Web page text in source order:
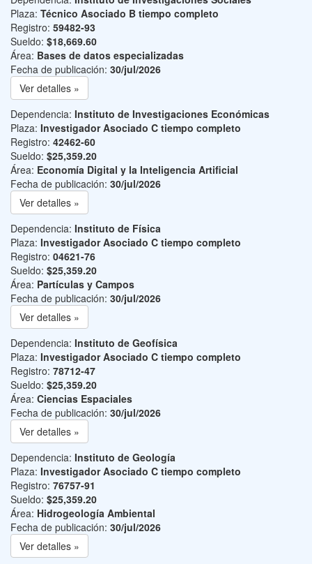
Plaza: Técnico Asociado B tiempo completo
Registro: 59482-93
Sueldo: $18,669.60
Área: Bases de datos especializadas
Fecha de publicación: 30/jul/2026
Ver detalles »
Dependencia: Instituto de Investigaciones Económicas
Plaza: Investigador Asociado C tiempo completo
Registro: 42462-60
Sueldo: $25,359.20
Área: Economía Digital y la Inteligencia Artificial
Fecha de publicación: 30/jul/2026
Ver detalles »
Dependencia: Instituto de Física
Plaza: Investigador Asociado C tiempo completo
Registro: 04621-76
Sueldo: $25,359.20
Área: Partículas y Campos
Fecha de publicación: 30/jul/2026
Ver detalles »
Dependencia: Instituto de Geofísica
Plaza: Investigador Asociado C tiempo completo
Registro: 78712-47
Sueldo: $25,359.20
Área: Ciencias Espaciales
Fecha de publicación: 30/jul/2026
Ver detalles »
Dependencia: Instituto de Geología
Plaza: Investigador Asociado C tiempo completo
Registro: 76757-91
Sueldo: $25,359.20
Área: Hidrogeología Ambiental
Fecha de publicación: 30/jul/2026
Ver detalles »